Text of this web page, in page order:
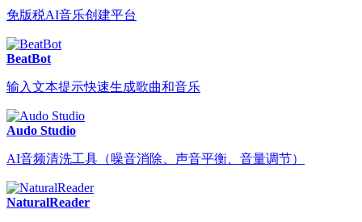
免版税AI音乐创建平台
BeatBot
输入文本提示快速生成歌曲和音乐
Audo Studio
AI音频清洗工具（噪音消除、声音平衡、音量调节）
NaturalReader